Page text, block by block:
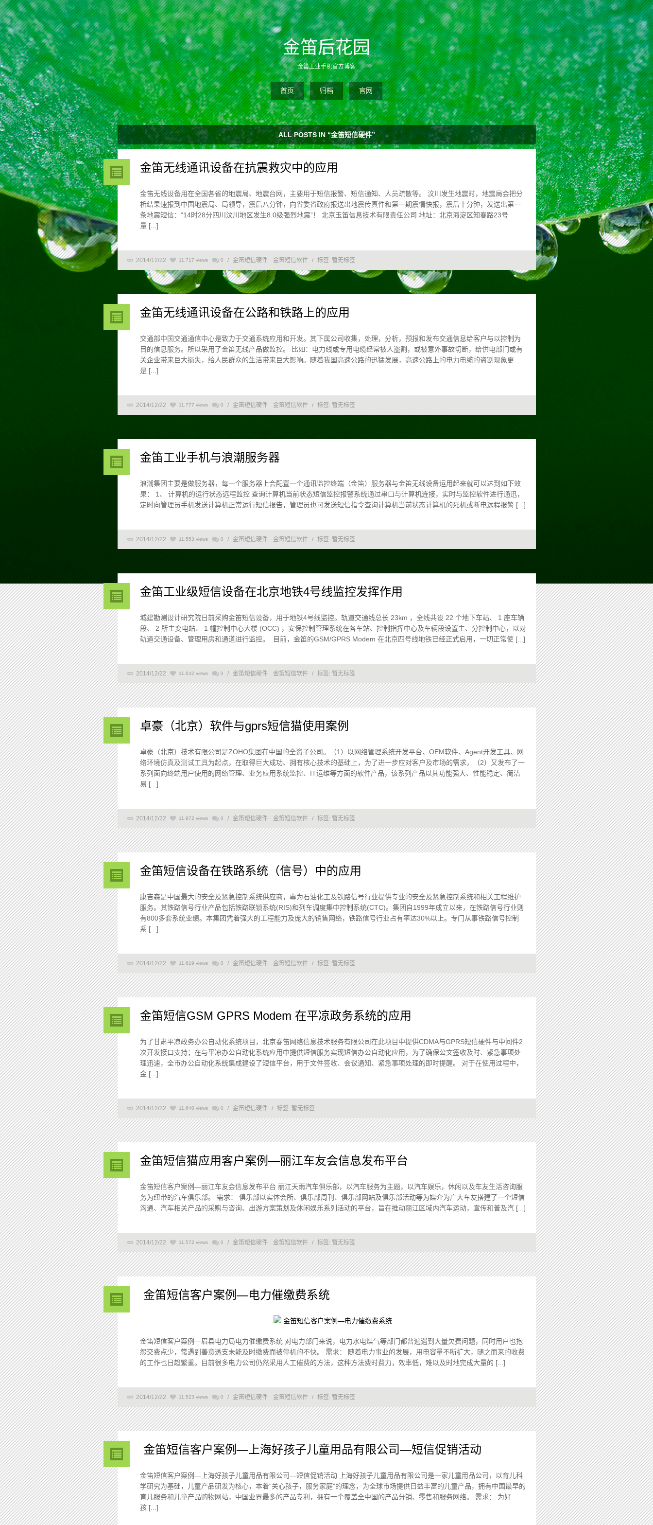
金笛后花园
金笛工业手机官方博客
首页 归档 官网
ALL POSTS IN “金笛短信硬件”
金笛无线通讯设备在抗震救灾中的应用
金笛无线设备用在全国各省的地震局、地震台网，主要用于短信报警、短信通知、人员疏散等。 汶川发生地震时，地震局会把分
析结果速报到中国地震局、局领导，震后八分钟，向省委省政府报送出地震传真件和第一期震情快报，震后十分钟，发送出第一
条地震短信：“14时28分四川汶川地区发生8.0级强烈地震”！ 北京玉笛信息技术有限责任公司 地址：北京海淀区知春路23号
量 [...]
2014/12/22 11,717 views 0 / 金笛短信硬件 金笛短信软件 / 标签: 暂无标签
金笛无线通讯设备在公路和铁路上的应用
交通部中国交通通信中心是致力于交通系统应用和开发。其下属公司收集，处理，分析，预报和发布交通信息给客户与以控制为
目的信息服务。所以采用了金笛无线产品做监控。 比如：电力线或专用电缆经常被人盗割，或被意外事故切断，给供电部门或有
关企业带来巨大损失，给人民群众的生活带来巨大影响。随着我国高速公路的迅猛发展，高速公路上的电力电缆的盗割现象更
是 [...]
2014/12/22 11,777 views 0 / 金笛短信硬件 金笛短信软件 / 标签: 暂无标签
金笛工业手机与浪潮服务器
浪潮集团主要是做服务器，每一个服务器上会配置一个通讯监控终端（金笛）服务器与金笛无线设备运用起来就可以达到如下效
果： 1、 计算机的运行状态远程监控 查询计算机当前状态短信监控报警系统通过串口与计算机连接，实时与监控软件进行通迅，
定时向管理员手机发送计算机正常运行短信报告，管理员也可发送短信指令查询计算机当前状态计算机的死机或断电远程报警 [...]
2014/12/22 11,553 views 0 / 金笛短信硬件 金笛短信软件 / 标签: 暂无标签
金笛工业级短信设备在北京地铁4号线监控发挥作用
城建勘测设计研究院日前采购金笛短信设备，用于地铁4号线监控。轨道交通线总长 23km ，全线共设 22 个地下车站、 1 座车辆
段、 2 所主变电站、 1 幢控制中心大楼 (OCC) ，安保控制管理系统在各车站、控制指挥中心及车辆段设置主、分控制中心，以对
轨道交通设备、管理用房和通道进行监控。 目前，金笛的GSM/GPRS Modem 在北京四号线地铁已经正式启用，一切正常使 [...]
2014/12/22 11,642 views 0 / 金笛短信硬件 金笛短信软件 / 标签: 暂无标签
卓豪（北京）软件与gprs短信猫使用案例
卓豪（北京）技术有限公司是ZOHO集团在中国的全资子公司。（1）以网络管理系统开发平台、OEM软件、Agent开发工具、网
络环境仿真及测试工具为起点，在取得巨大成功、拥有核心技术的基础上，为了进一步应对客户及市场的需求，（2）又发布了一
系列面向终端用户使用的网络管理、业务应用系统监控、IT运维等方面的软件产品，该系列产品以其功能强大、性能稳定、简洁
易 [...]
2014/12/22 11,972 views 0 / 金笛短信硬件 金笛短信软件 / 标签: 暂无标签
金笛短信设备在铁路系统（信号）中的应用
康吉森是中国最大的安全及紧急控制系统供应商，專为石油化工及铁路信号行业提供专业的安全及紧急控制系统和相关工程维护
服务。其铁路信号行业产品包括铁路联锁系统(RIS)和列车调度集中控制系统(CTC)。集团自1999年成立以来，在铁路信号行业则
有800多套系统业绩。本集团凭着强大的工程能力及庞大的销售网络，铁路信号行业占有率达30%以上。专门从事铁路信号控制
系 [...]
2014/12/22 11,619 views 0 / 金笛短信硬件 金笛短信软件 / 标签: 暂无标签
金笛短信GSM GPRS Modem 在平凉政务系统的应用
为了甘肃平凉政务办公自动化系统项目，北京春笛网络信息技术服务有限公司在此项目中提供CDMA与GPRS短信硬件与中间件2
次开发接口支持；在与平凉办公自动化系统应用中提供短信服务实现短信办公自动化应用，为了确保公文签收及时、紧急事项处
理迅速，全市办公自动化系统集成建设了短信平台，用于文件签收、会议通知、紧急事项处理的即时提醒。 对于在使用过程中，
金 [...]
2014/12/22 11,640 views 0 / 金笛短信硬件 / 标签: 暂无标签
金笛短信猫应用客户案例—丽江车友会信息发布平台
金笛短信客户案例—丽江车友会信息发布平台 丽江天雨汽车俱乐部，以汽车服务为主题，以汽车娱乐，休闲以及车友生活咨询服
务为纽带的汽车俱乐部。 需求： 俱乐部以实体会所、俱乐部周刊、俱乐部网站及俱乐部活动等为媒介为广大车友搭建了一个短信
沟通、汽车相关产品的采购与咨询、出游方案策划及休闲娱乐系列活动的平台，旨在推动丽江区域内汽车运动，宣传和普及汽 [...]
2014/12/22 11,572 views 0 / 金笛短信硬件 金笛短信软件 / 标签: 暂无标签
金笛短信客户案例—电力催缴费系统
金笛短信客户案例—眉县电力局电力催缴费系统 对电力部门来说，电力水电煤气等部门都普遍遇到大量欠费问题，同时用户也抱
怨交费点少，常遇到善意透支未能及时缴费而被停机的不快。 需求： 随着电力事业的发展，用电容量不断扩大，随之而来的收费
的工作也日趋繁重。目前很多电力公司仍然采用人工催费的方法，这种方法费时费力，效率低，难以及时地完成大量的 [...]
2014/12/22 11,523 views 0 / 金笛短信硬件 金笛短信软件 / 标签: 暂无标签
金笛短信客户案例—上海好孩子儿童用品有限公司—短信促销活动
金笛短信客户案例—上海好孩子儿童用品有限公司—短信促销活动 上海好孩子儿童用品有限公司是一家儿童用品公司，以育儿科
学研究为基础，儿童产品研发为核心，本着“关心孩子，服务家庭”的理念，为全球市场提供日益丰富的儿童产品，拥有中国最早的
育儿服务和儿童产品购物网站，中国业界最多的产品专利，拥有一个覆盖全中国的产品分销、零售和服务网络。 需求： 为好
孩 [...]